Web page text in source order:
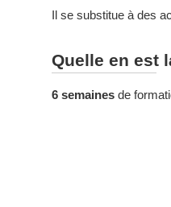
Il se substitue à des
Quelle en est
6 semainesde